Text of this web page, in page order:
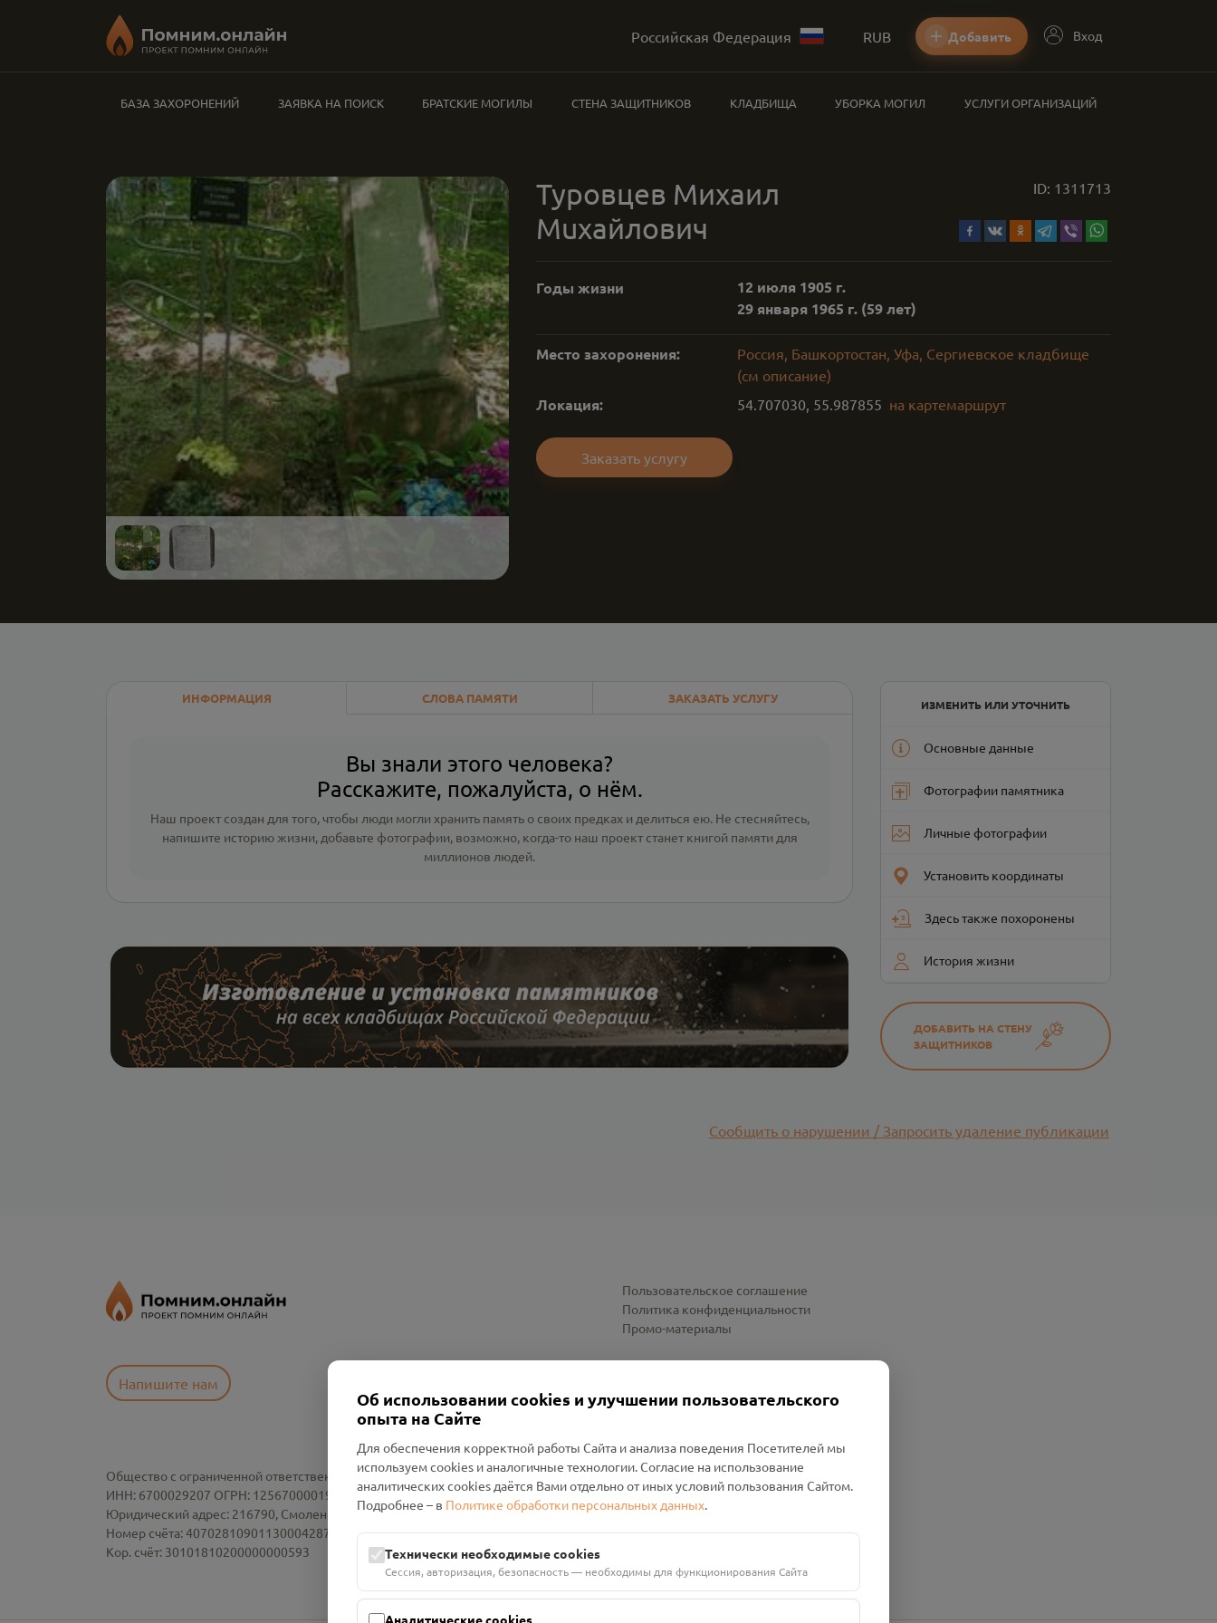
Российская Федерация RUB Добавить Вход
БАЗА ЗАХОРОНЕНИЙ ЗАЯВКА НА ПОИСК БРАТСКИЕ МОГИЛЫ СТЕНА ЗАЩИТНИКОВ КЛАДБИЩА УБОРКА МОГИЛ УСЛУГИ ОРГАНИЗАЦИЙ
Туровцев Михаил
Muxaйлович
ID: 1311713
Годы жизни
12 июля 1905 г.
29 января 1965 г. (59 лет)
Место захоронения:
Россия, Башкортостан, Уфа, Сергиевское кладбище
(см описание)
Локация: 54.707030, 55.987855 на картемаршрут
Заказать услугу
ИНФОРМАЦИЯ СЛОВА ПАМЯТИ ЗАКАЗАТЬ УСЛУГУ
Вы знали этого человека?
Расскажите, пожалуйста, о нём.
Наш проект создан для того, чтобы люди могли хранить память о своих предках и делиться ею. Не стесняйтесь,
напишите историю жизни, добавьте фотографии, возможно, когда-то наш проект станет книгой памяти для
миллионов людей.
ИЗМЕНИТЬ ИЛИ УТОЧНИТЬ
Основные данные
Фотографии памятника
Личные фотографии
Установить координаты
Здесь также похоронены
История жизни
ДОБАВИТЬ НА СТЕНУ
ЗАЩИТНИКОВ
Сообщить о нарушении / Запросить удаление публикации
Напишите нам
Пользовательское соглашение
Политика конфиденциальности
Промо-материалы
Общество с ограниченной ответственностью «Смоленский Проект Помним»
ИНН: 6700029207 ОГРН: 1256700001986
Юридический адрес: 216790, Смоленская область, р-н Руднянский, г. Рудня, улица Западная, д. 26А, пом. 18
Номер счёта: 40702810901130004287 в АО "АЛЬФА-БАНК"
Кор. счёт: 30101810200000000593
Об использовании cookies и улучшении пользовательского
опыта на Сайте
Для обеспечения корректной работы Сайта и анализа поведения Посетителей мы
используем cookies и аналогичные технологии. Согласие на использование
аналитических cookies даётся Вами отдельно от иных условий пользования Сайтом.
Подробнее – в Политике обработки персональных данных.
Технически необходимые cookies
Сессия, авторизация, безопасность — необходимы для функционирования Сайта
Аналитические cookies